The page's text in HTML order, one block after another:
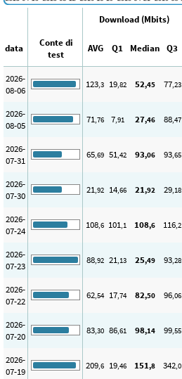
Download (Mbits)
data
Conte di
test
AVG Q1 Median Q3
2026-
08-06
123,3 19,82 52,45 77,23
2026-
08-05
71,76 7,91 27,46 88,47
2026-
07-31
65,69 51,42 93,06 93,65
2026-
07-30
21,92 14,66 21,92 29,18
2026-
07-24
108,6 101,1 108,6 116,2
2026-
07-23
88,92 21,13 25,49 93,28
2026-
07-22
62,54 17,74 82,50 96,06
2026-
07-20
83,30 86,61 98,14 99,55
2026-
07-19
209,6 19,46 151,8 342,0